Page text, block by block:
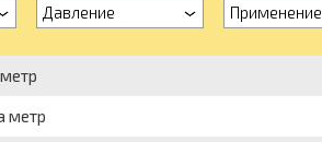
Давление Применение
метр